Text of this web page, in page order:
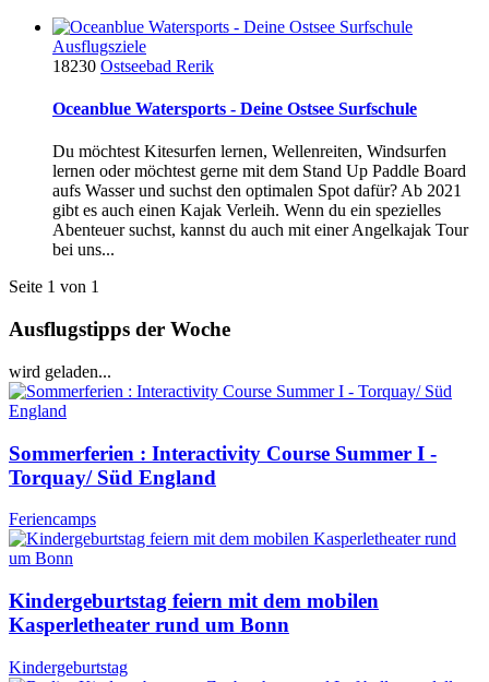
Ausflugsziele
18230 Ostseebad Rerik
Oceanblue Watersports - Deine Ostsee Surfschule
Du möchtest Kitesurfen lernen, Wellenreiten, Windsurfen
lernen oder möchtest gerne mit dem Stand Up Paddle Board
aufs Wasser und suchst den optimalen Spot dafür? Ab 2021
gibt es auch einen Kajak Verleih. Wenn du ein spezielles
Abenteuer suchst, kannst du auch mit einer Angelkajak Tour
bei uns...
Seite 1 von 1
Ausflugstipps der Woche
wird geladen...
Sommerferien : Interactivity Course Summer I -
Torquay/ Süd England
Feriencamps
Kindergeburtstag feiern mit dem mobilen
Kasperletheater rund um Bonn
Kindergeburtstag